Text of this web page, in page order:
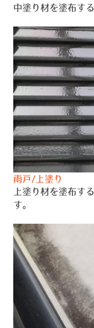
中塗り材を塗布す
雨戸/上塗り
上塗り材を塗布す
す。